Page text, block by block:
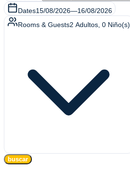
Dates15/08/2026—16/08/2026
Rooms & Guests2 Adultos 0 Niño(s)
buscar